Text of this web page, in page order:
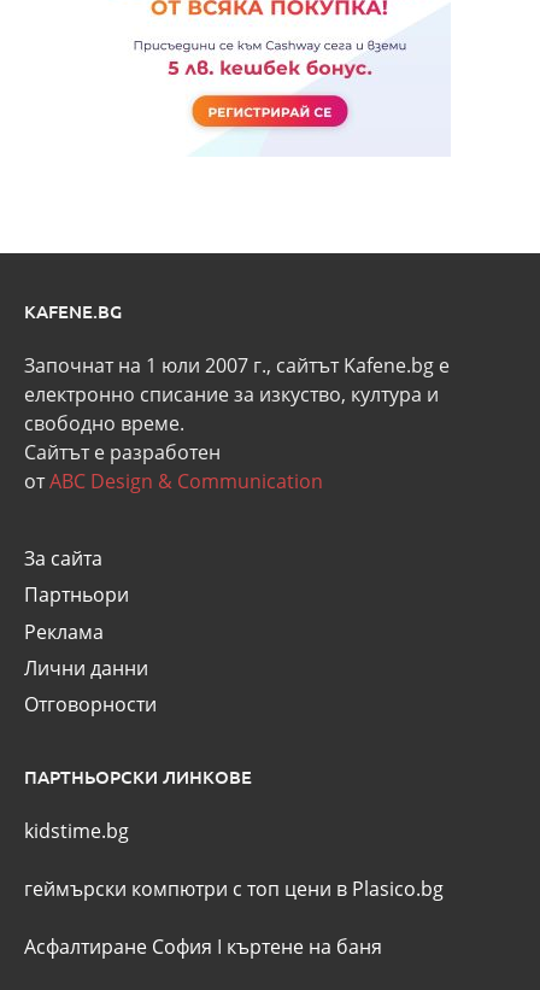
KAFENE.BG
Започнат на 1 юли 2007 г., сайтът Kafene.bg e
eлектронно списание за изкуство, култура и
свободно време.
Сайтът е разработен
отABC Design & Communication
За сайта
Партньори
Реклама
Лични данни
Отговорности
ПАРТНЬОРСКИ ЛИНКОВЕ
kidstime.bg
геймърски компютри с топ цени в Plasico.bg
Асфалтиране София I къртене на баня